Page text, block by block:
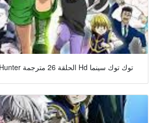
انمي Hunter X Hunter الحلقة 26 مترجمة Hd توك توك سينما